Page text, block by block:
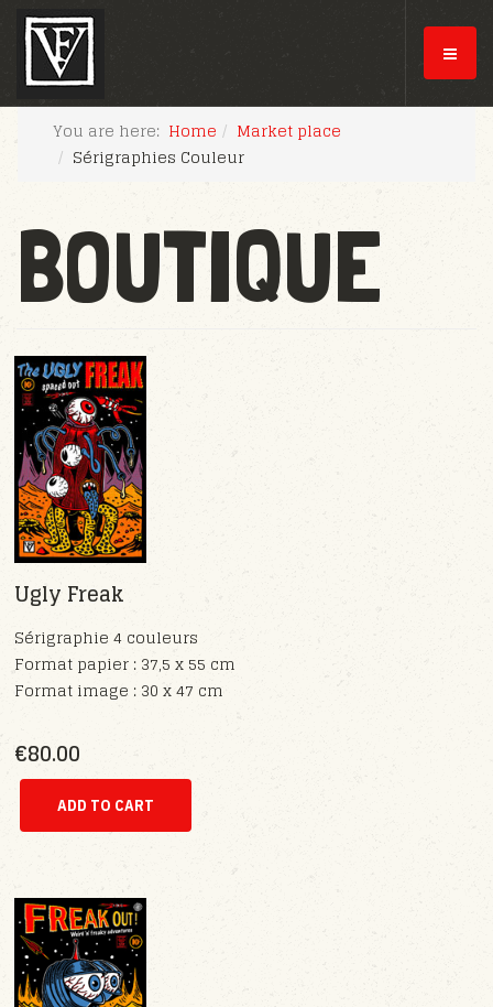
You are here: Home
Market place
Sérigraphies Couleur
BOUTIQUE
Ugly Freak
Sérigraphie 4 couleurs
Format papier : 37,5 x 55 cm
Format image : 30 x 47 cm
€80.00